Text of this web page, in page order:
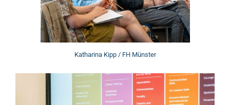
Katharina Kipp / FH Münster